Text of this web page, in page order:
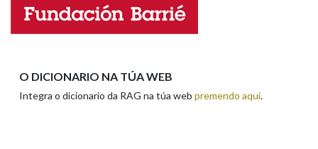
Nome
O DICIONARIO NA TÚA WEB
Integra o dicionario da RAG na túa web premendo aquí.